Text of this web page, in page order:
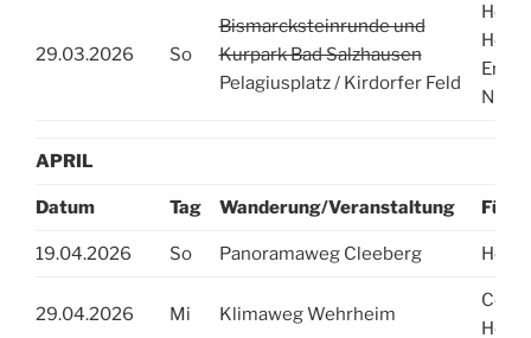
29.03.2026 So
Bismarcksteinrunde und
Kurpark Bad Salzhausen
Pelagiusplatz / Kirdorfer Feld
Erika
APRIL
Datum Tag Wanderung/Veranstaltung
19.04.2026 So Panoramaweg Cleeberg
29.04.2026 Mi Klimaweg Wehrheim